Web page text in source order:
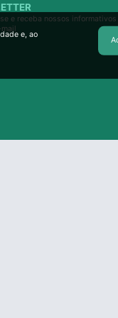
e receba nossos informativos
e, ao